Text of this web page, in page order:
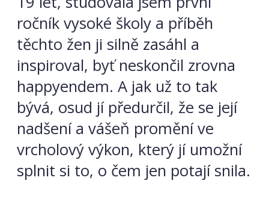
ročník vysoké školy a příběh
těchto žen ji silně zasáhl a
inspiroval, byť neskončil zrovna
happyendem. A jak už to tak
bývá, osud jí předurčil, že se její
nadšení a vášeň promění ve
vrcholový výkon, který jí umožní
splnit si to, o čem jen potají snila.